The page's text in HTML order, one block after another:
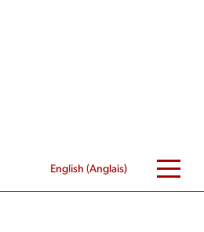
English (Anglais)